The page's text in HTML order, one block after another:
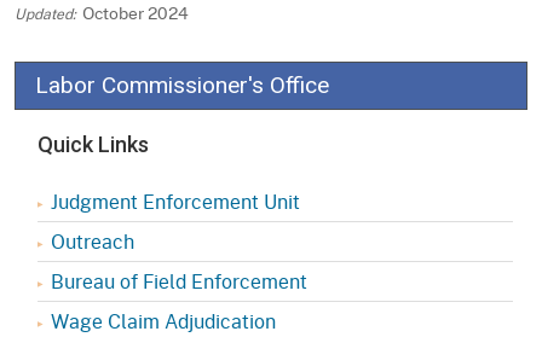
October 2024
Labor Commissioner's Office
Quick Links
Judgment Enforcement Unit
Outreach
Bureau of Field Enforcement
Wage Claim Adjudication